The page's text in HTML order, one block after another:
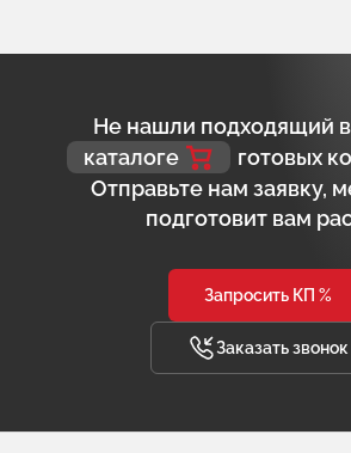
Не нашли подходящий
каталоге
готовых
Отправьте нам заявку,
подготовит вам
Запросить КП %
Заказать звонок